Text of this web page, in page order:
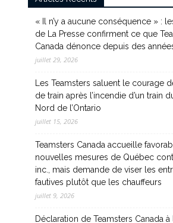
« Il n’y a aucune conséquence » :
de La Presse confirment ce que
Canada dénonce depuis des
juillet 29, 2026
Les Teamsters saluent le courage
de train après l’incendie d’un train
Nord de l’Ontario
juillet 15, 2026
Teamsters Canada accueille
nouvelles mesures de Québec
inc., mais demande de viser les
fautives plutôt que les chauffeurs
juillet 9, 2026
Déclaration de Teamsters Canada